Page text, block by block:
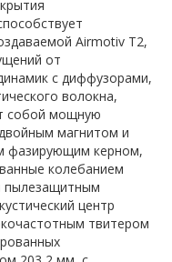
Airmotiv T2,
от
с диффузорами,
волокна,
собой мощную
магнитом и
фазирующим керном,
колебанием
пылезащитным
центр
твитером